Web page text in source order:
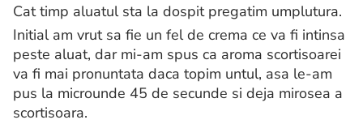
Cat timp aluatul sta la dospit pregatim umplutura.
Initial am vrut sa fie un fel de crema ce va fi intinsa
peste aluat, dar mi-am spus ca aroma scortisoarei
va fi mai pronuntata daca topim untul, asa le-am
pus la microunde 45 de secunde si deja mirosea a
scortisoara.